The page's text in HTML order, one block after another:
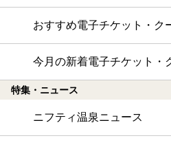
おすすめ電子チケット・ク
今月の新着電子チケット・
特集・ニュース
ニフティ温泉ニュース